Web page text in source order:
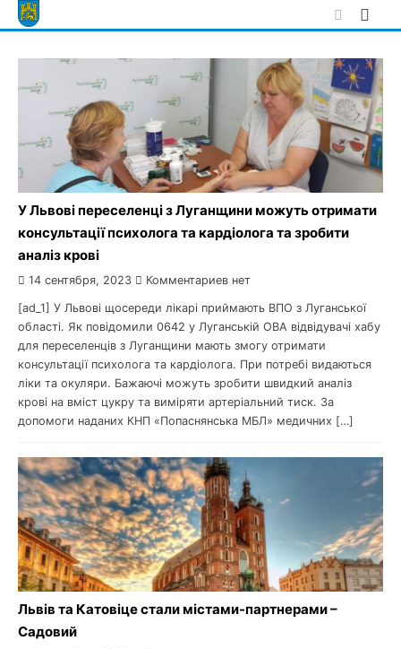
Skip
to
У Львові переселенці з Луганщини можуть отримати
консультації психолога та кардіолога та зробити
аналіз крові
14 сентября, 2023 Комментариев нет
[ad_1] У Львові щосереди лікарі приймають ВПО з Луганської
області. Як повідомили 0642 у Луганській ОВА відвідувачі хабу
для переселенців з Луганщини мають змогу отримати
консультації психолога та кардіолога. При потребі видаються
ліки та окуляри. Бажаючі можуть зробити швидкий аналіз
крові на вміст цукру та виміряти артеріальний тиск. За
допомоги наданих КНП «Попаснянська МБЛ» медичних […]
Львів та Катовіце стали містами-партнерами –
Садовий